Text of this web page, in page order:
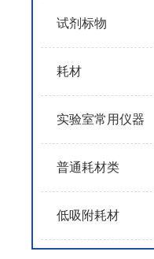
试剂标物
耗材
实验室常用仪器
普通耗材类
低吸附耗材